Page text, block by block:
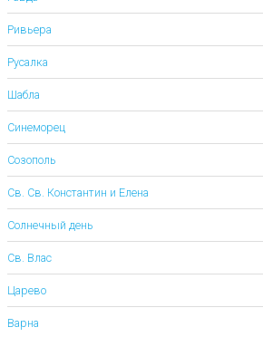
Ривьера
Русалка
Шабла
Синеморец
Созополь
Св. Св. Константин и Елена
Солнечный день
Св. Влас
Царево
Варна